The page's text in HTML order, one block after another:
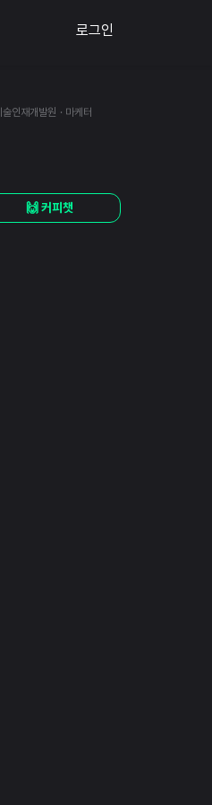
로그인
인재개발원 · 마케터
🙌 커피챗